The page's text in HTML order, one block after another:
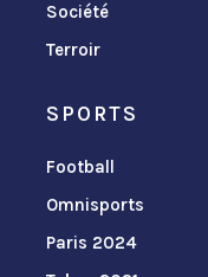
Société
Terroir
SPORTS
Football
Omnisports
Paris 2024